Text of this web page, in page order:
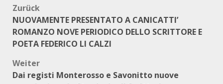
Beitragsnavigation
Zurück
NUOVAMENTE PRESENTATO A CANICATTI’
ROMANZO NOVE PERIODICO DELLO SCRITTORE E
POETA FEDERICO LI CALZI
Weiter
Dai registi Monterosso e Savonitto nuove